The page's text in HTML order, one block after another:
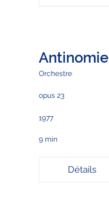
Antinomie
Orchestre
opus 23
1977
9 min
Détails